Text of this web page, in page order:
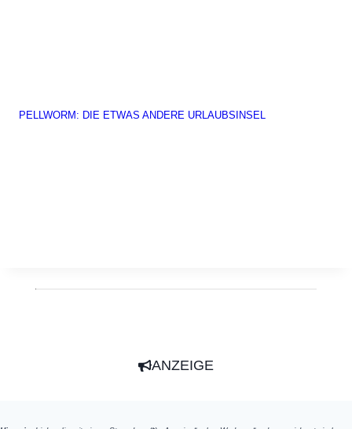
PELLWORM: DIE ETWAS ANDERE URLAUBSINSEL
ANZEIGE